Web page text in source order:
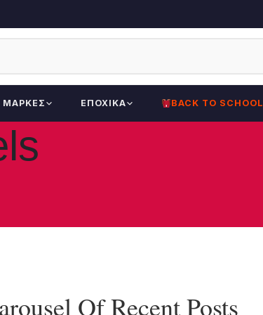
ΜΆΡΚΕΣ ΕΠΟΧΙΚΆ BACK TO SCHOOL
Of Recent Posts